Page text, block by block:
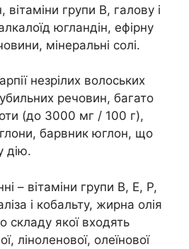
вітаміни групи В, галову і
югландін, ефірну
мінеральні солі.
незрілих волоських
речовин, багато
(до 3000 мг / 100 г),
барвник юглон, що
дію.
– вітаміни групи В, E, P,
і кобальту, жирна олія
складу якої входять
ліноленової, олеїнової